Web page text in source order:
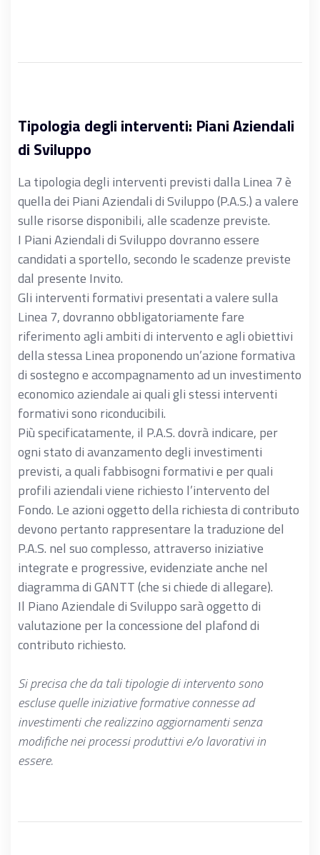
Tipologia degli interventi: Piani Aziendali
di Sviluppo
La tipologia degli interventi previsti dalla Linea 7 è
quella dei Piani Aziendali di Sviluppo (P.A.S.) a valere
sulle risorse disponibili, alle scadenze previste.
I Piani Aziendali di Sviluppo dovranno essere
candidati a sportello, secondo le scadenze previste
dal presente Invito.
Gli interventi formativi presentati a valere sulla
Linea 7, dovranno obbligatoriamente fare
riferimento agli ambiti di intervento e agli obiettivi
della stessa Linea proponendo un’azione formativa
di sostegno e accompagnamento ad un investimento
economico aziendale ai quali gli stessi interventi
formativi sono riconducibili.
Più specificatamente, il P.A.S. dovrà indicare, per
ogni stato di avanzamento degli investimenti
previsti, a quali fabbisogni formativi e per quali
profili aziendali viene richiesto l’intervento del
Fondo. Le azioni oggetto della richiesta di contributo
devono pertanto rappresentare la traduzione del
P.A.S. nel suo complesso, attraverso iniziative
integrate e progressive, evidenziate anche nel
diagramma di GANTT (che si chiede di allegare).
Il Piano Aziendale di Sviluppo sarà oggetto di
valutazione per la concessione del plafond di
contributo richiesto.
Si precisa che da tali tipologie di intervento sono
escluse quelle iniziative formative connesse ad
investimenti che realizzino aggiornamenti senza
modifiche nei processi produttivi e/o lavorativi in
essere.